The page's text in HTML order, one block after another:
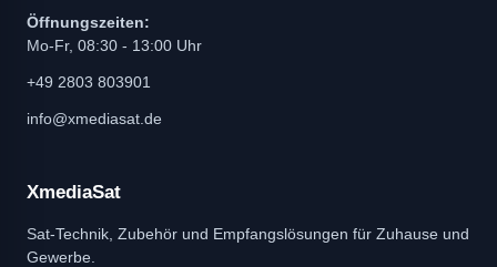
Öffnungszeiten:
Mo-Fr, 08:30 - 13:00 Uhr
+49 2803 803901
info@xmediasat.de
XmediaSat
Sat-Technik, Zubehör und Empfangslösungen für Zuhause und
Gewerbe.